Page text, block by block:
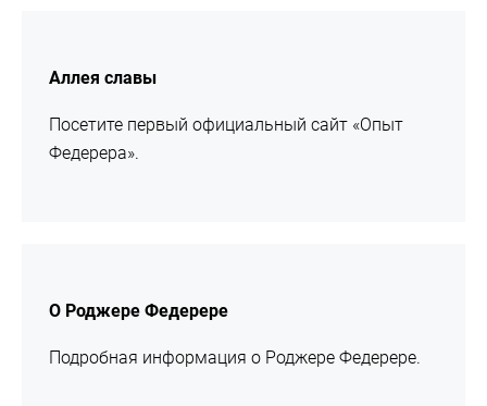
Аллея славы
Посетите первый официальный сайт «Опыт
Федерера».
О Роджере Федерере
Подробная информация о Роджере Федерере.